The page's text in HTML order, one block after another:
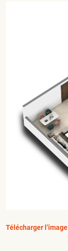
Télécharger l’image